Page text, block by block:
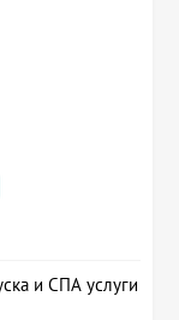
и СПА услуги